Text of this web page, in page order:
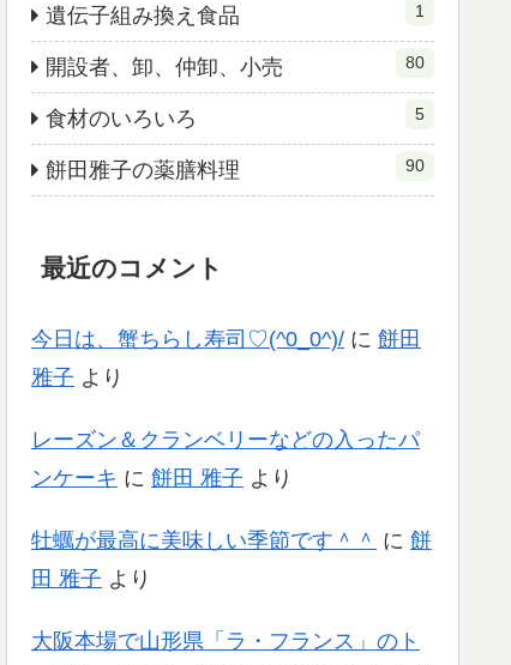
遺伝子組み換え食品 1
開設者、卸、仲卸、小売 80
食材のいろいろ 5
餅田雅子の薬膳料理 90
最近のコメント
今日は、蟹ちらし寿司♡(^0_0^)/ に 餅田
雅子 より
レーズン＆クランベリーなどの入ったパ
ンケーキ に 餅田 雅子 より
牡蠣が最高に美味しい季節です＾＾ に 餅
田 雅子 より
大阪本場で山形県「ラ・フランス」のト